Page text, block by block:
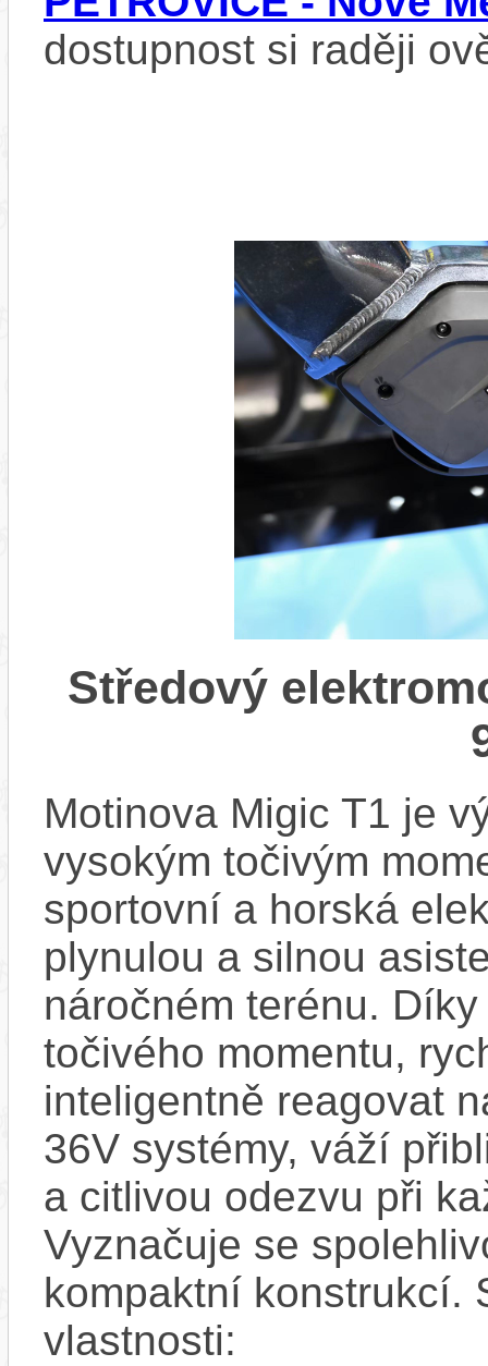
dostupnost si raději
Středový
Motinova Migic T1 je
vysokým točivým
sportovní a horská
plynulou a silnou
náročném terénu.
točivého momentu,
inteligentně reagovat
36V systémy, váží
a citlivou odezvu při
Vyznačuje se
kompaktní konstrukcí.
vlastnosti: